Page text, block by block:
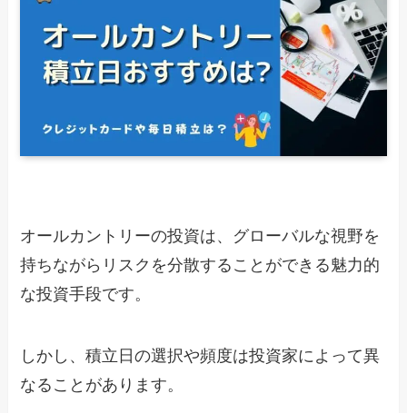
オールカントリーの投資は、グローバルな視野を
持ちながらリスクを分散することができる魅力的
な投資手段です。
しかし、積立日の選択や頻度は投資家によって異
なることがあります。